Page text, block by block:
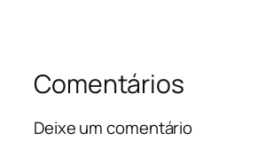
Comentários
Deixe um comentário